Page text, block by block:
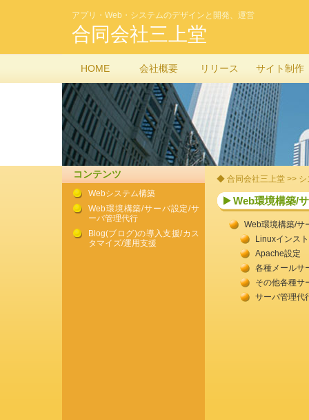
合同会社三上堂
アプリ・Web・システムのデザインと開発、運営
HOME 会社概要 リリース サイト制作
コンテンツ
Webシステム構築
Web環境構築/サーバ設定/サ
ーバ管理代行
Blog(ブログ)の導入支援/カス
タマイズ/運用支援
◆ 合同会社三上堂 >> シ
Web環境構築/
Web環境構築/サ
Linuxインス
Apache設定
各種メールサ
その他各種サ
サーバ管理代